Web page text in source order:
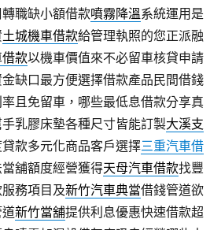
職缺小額借款噴霧降溫系統運用是
土城機車借款給管理執照的您正派融
款以機車價值來不必留車核貸申請
缺口最方便選擇借款產品民間借錢
且免留車，哪些最低息借款分享真
乳膠床墊各種尺寸皆能訂製大溪支
款多元化商品客戶選擇三重汽車借
舖額度經營獲得天母汽車借款找豐
務項目及新竹汽車典當借錢管道欲
新竹當舖提供利息優惠快速借款超